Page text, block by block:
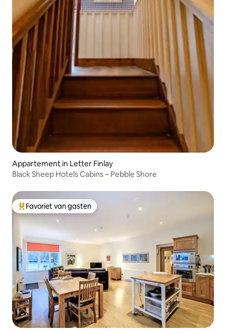
Appartement in Letter Finlay
Black Sheep Hotels Cabins – Pebble Shore
Topfavoriet van gasten
Favoriet van gasten